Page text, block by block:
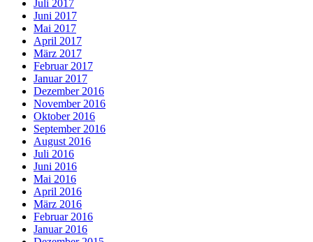
Juli 2017
Juni 2017
Mai 2017
April 2017
März 2017
Februar 2017
Januar 2017
Dezember 2016
November 2016
Oktober 2016
September 2016
August 2016
Juli 2016
Juni 2016
Mai 2016
April 2016
März 2016
Februar 2016
Januar 2016